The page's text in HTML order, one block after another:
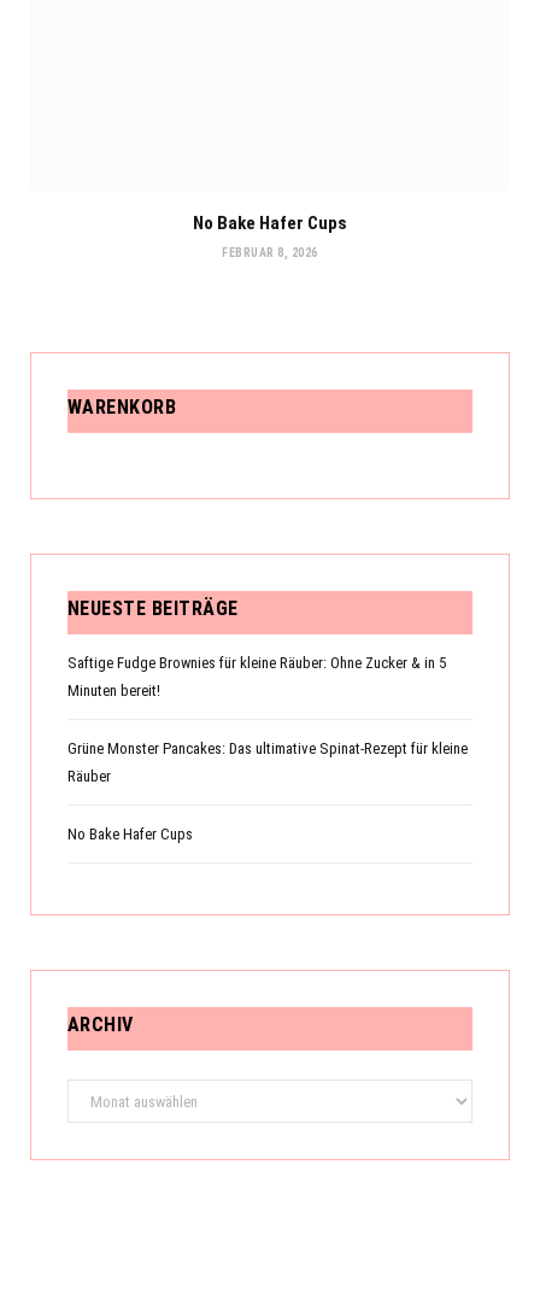
No Bake Hafer Cups
FEBRUAR 8, 2026
WARENKORB
NEUESTE BEITRÄGE
Saftige Fudge Brownies für kleine Räuber: Ohne Zucker & in 5
Minuten bereit!
Grüne Monster Pancakes: Das ultimative Spinat-Rezept für kleine
Räuber
No Bake Hafer Cups
ARCHIV
Archiv